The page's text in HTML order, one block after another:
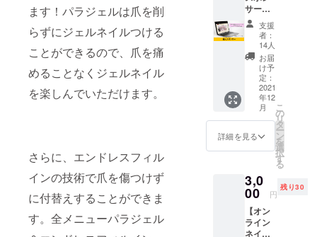
ます！パラジェルは爪を削
らずにジェルネイルつける
ことができるので、爪を痛
めることなくジェルネイル
を楽しんでいただけます。
さらに、エンドレスフィル
インの技術で爪を傷つけず
に付替えすることができま
す。全メニューパラジェル
企業へ転
職。
2010年 12
月に上野店
の店長に就
2012年 大
型サロン銀
座店の店長
に異動。
立してネイ
ルサロン
「Erfolg（エ
アフォル
つハン
ドジェ
ル。 さ
らっと
したテ
クス
チャー
が肌に
すっと
なじ
み、手
指をリ
来の美
容保湿
成分が
乾燥か
ら肌を
サー】
これか
ら開校
するネ
イルス
クール
の個人
スポン
サーに
なれる
権利で
す。 こ
れから
開校す
ルス
クール
の創立
協力者
として
支援
者：
14人
お届
け予
定：
2021
年12
月
詳細を見る
こ
の
リ
タ
ー
ン
を
選
択
す
る
3,0
00 円
残り30
【オン
ライン
ネイル